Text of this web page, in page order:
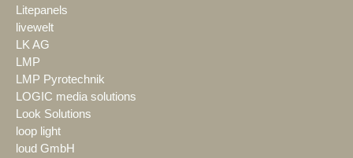
Litepanels
livewelt
LK AG
LMP
LMP Pyrotechnik
LOGIC media solutions
Look Solutions
loop light
loud GmbH